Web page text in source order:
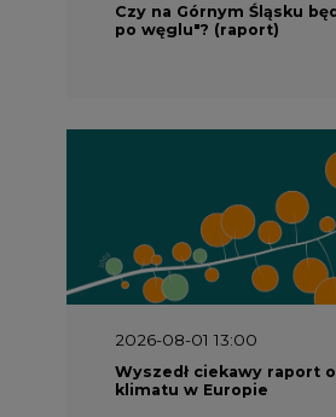
Czy na Górnym Śląsku
po węglu"? (raport)
2026-08-01 13:00
Wyszedł ciekawy raport
klimatu w Europie